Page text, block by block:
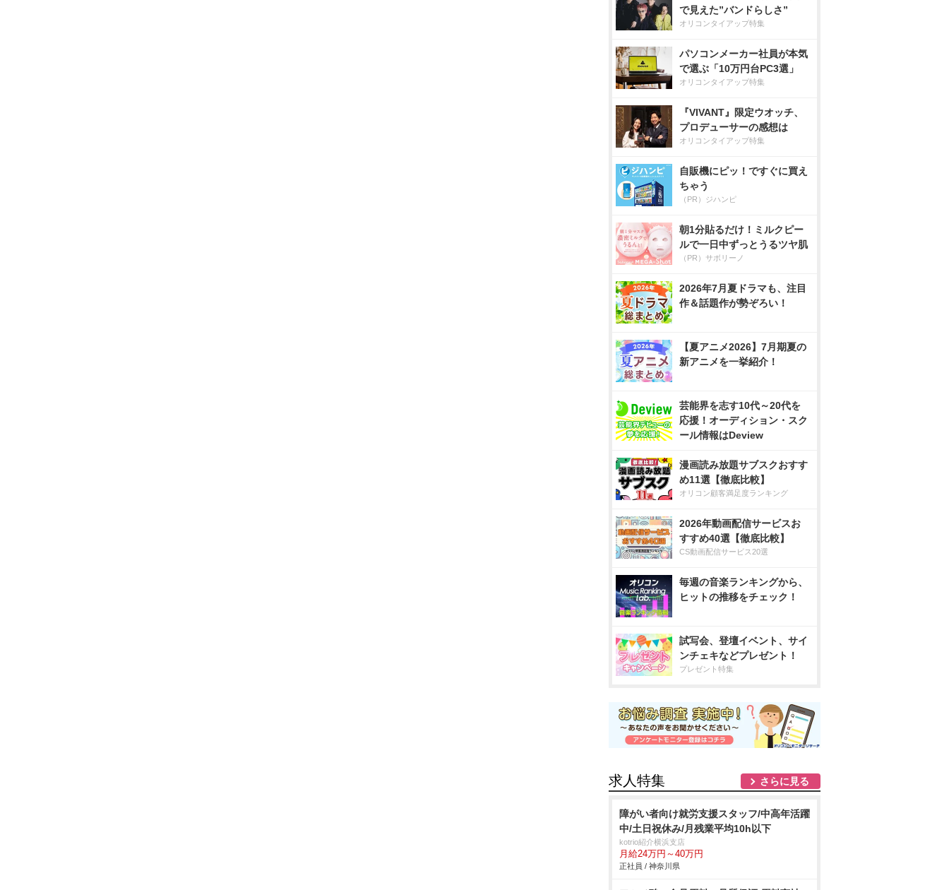
で見えた”バンドらしさ”
オリコンタイアップ特集
パソコンメーカー社員が本気
で選ぶ「10万円台PC3選」
オリコンタイアップ特集
『VIVANT』限定ウオッチ、
プロデューサーの感想は
オリコンタイアップ特集
自販機にピッ！ですぐに買え
ちゃう
（PR）ジハンピ
朝1分貼るだけ！ミルクピー
ルで一日中ずっとうるツヤ肌
（PR）サボリーノ
2026年7月夏ドラマも、注目
作＆話題作が勢ぞろい！
【夏アニメ2026】7月期夏の
新アニメを一挙紹介！
芸能界を志す10代～20代を
応援！オーディション・スク
ール情報はDeview
漫画読み放題サブスクおすす
め11選【徹底比較】
オリコン顧客満足度ランキング
2026年動画配信サービスお
すすめ40選【徹底比較】
CS動画配信サービス20選
毎週の音楽ランキングから、
ヒットの推移をチェック！
試写会、登壇イベント、サイ
ンチェキなどプレゼント！
プレゼント特集
求人特集 さらに見る
障がい者向け就労支援スタッフ/中高年活躍
中/土日祝休み/月残業平均10h以下
kotrio紹介横浜支店
月給24万円～40万円
正社員 / 神奈川県